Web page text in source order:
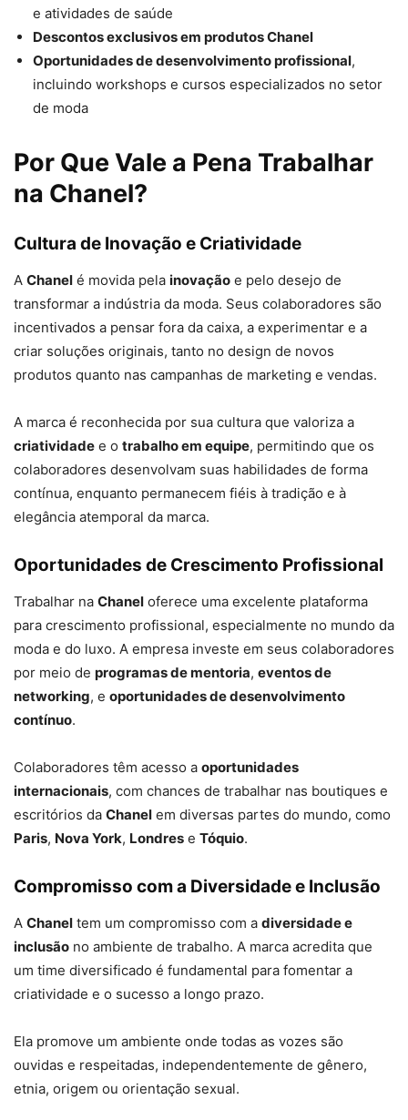
e atividades de saúde
Descontos exclusivos em produtos Chanel
Oportunidades de desenvolvimento profissional,
incluindo workshops e cursos especializados no setor
de moda
Por Que Vale a Pena Trabalhar
na Chanel?
Cultura de Inovação e Criatividade
A Chanel é movida pela inovação e pelo desejo de
transformar a indústria da moda. Seus colaboradores são
incentivados a pensar fora da caixa, a experimentar e a
criar soluções originais, tanto no design de novos
produtos quanto nas campanhas de marketing e vendas.
A marca é reconhecida por sua cultura que valoriza a
criatividade e o trabalho em equipe, permitindo que os
colaboradores desenvolvam suas habilidades de forma
contínua, enquanto permanecem fiéis à tradição e à
elegância atemporal da marca.
Oportunidades de Crescimento Profissional
Trabalhar na Chanel oferece uma excelente plataforma
para crescimento profissional, especialmente no mundo da
moda e do luxo. A empresa investe em seus colaboradores
por meio de programas de mentoria, eventos de
networking, e oportunidades de desenvolvimento
contínuo.
Colaboradores têm acesso a oportunidades
internacionais, com chances de trabalhar nas boutiques e
escritórios da Chanel em diversas partes do mundo, como
Paris, Nova York, Londres e Tóquio.
Compromisso com a Diversidade e Inclusão
A Chanel tem um compromisso com a diversidade e
inclusão no ambiente de trabalho. A marca acredita que
um time diversificado é fundamental para fomentar a
criatividade e o sucesso a longo prazo.
Ela promove um ambiente onde todas as vozes são
ouvidas e respeitadas, independentemente de gênero,
etnia, origem ou orientação sexual.